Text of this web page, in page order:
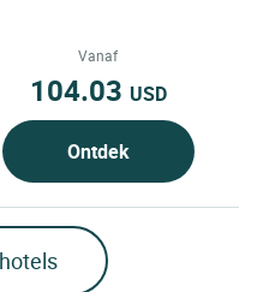
Vanaf
104.03 USD
Ontdek